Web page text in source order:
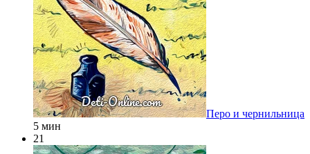
Перо и чернильница
5 мин
21